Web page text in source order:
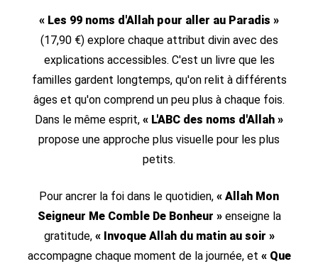
« Les 99 noms d'Allah pour aller au Paradis »
(17,90 €) explore chaque attribut divin avec des
explications accessibles. C'est un livre que les
familles gardent longtemps, qu'on relit à différents
âges et qu'on comprend un peu plus à chaque fois.
Dans le même esprit, « L'ABC des noms d'Allah »
propose une approche plus visuelle pour les plus
petits.
Pour ancrer la foi dans le quotidien, « Allah Mon
Seigneur Me Comble De Bonheur »enseigne la
gratitude, « Invoque Allah du matin au soir »
accompagne chaque moment de la journée, et « Que